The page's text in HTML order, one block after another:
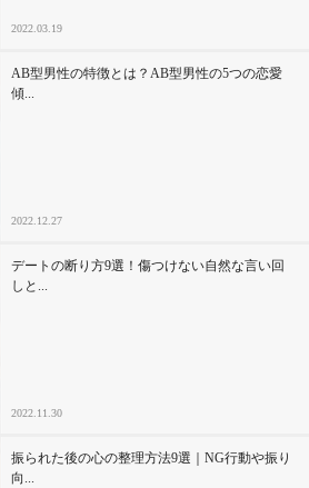
2022.03.19
AB型男性の特徴とは？AB型男性の5つの恋愛
傾...
2022.12.27
デートの断り方9選！傷つけない自然な言い回
しと...
2022.11.30
振られた後の心の整理方法9選｜NG行動や振り
向...